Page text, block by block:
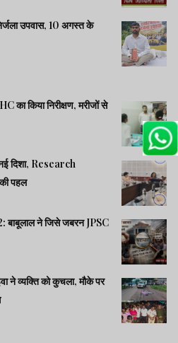
उपवास, 10 अगस्त के
का किया निरीक्षण, मरीजों से
नई दिशा, Research
पहल
बाबूलाल ने जिसे जबरन JPSC
ने व्यक्ति को कुचला, मौके पर